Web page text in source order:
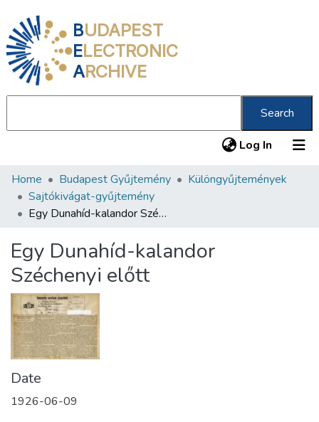
BUDAPEST
ELECTRONIC
ARCHIVE
Search
Log In (current)
Communities & Collections
All of DSpace
About us
Home Budapest Gyűjtemény
Különgyűjtemények
Sajtókivágat-gyűjtemény
Egy Dunahíd-kalandor Széchenyi előtt
Egy Dunahíd-kalandor
Széchenyi előtt
Date
1926-06-09